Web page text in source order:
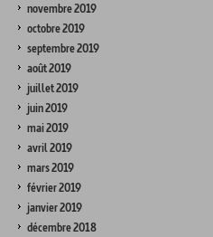
novembre 2019
octobre 2019
septembre 2019
août 2019
juillet 2019
juin 2019
mai 2019
avril 2019
mars 2019
février 2019
janvier 2019
décembre 2018